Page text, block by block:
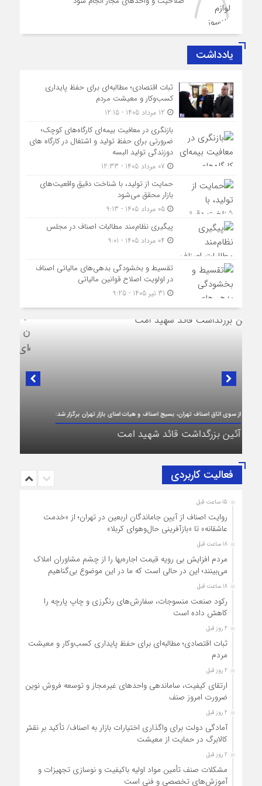
یادداشت
ثبات اقتصادی؛ مطالبه‌ای برای حفظ پایداری
کسب‌وکار و معیشت مردم
بازنگری در معافیت بیمه‌ای کارگاه‌های کوچک؛
ضرورتی برای حفظ تولید و اشتغال در کارگاه های
دوزندگی تولید البسه
حمایت از تولید، با شناخت دقیق واقعیت‌های
بازار محقق می‌شود
05 مرداد 1405 - 9:13
پیگیری نظام‌مند مطالبات اصناف در مجلس
تقسیط و بخشودگی بدهی‌های مالیاتی اصناف
در اولویت اصلاح قوانین مالیاتی
در لبیک به تصمیم سرنوشت‌ساز مجلس خبرگان رهبری؛
پیام تبریک و بیعت رئیس اتاق اصناف تهران از
طرف اصناف و بازاریان با مقام معظّم رهبری،
حضرت آیت‌الله سید مجتبی خامنه‌ای (حفظه‌الله)
فعالیت کاربردی
15 ساعت قبل
روایت اصناف از آیین جاماندگان اربعین در تهران؛ از «خدمت
عاشقانه» تا «بازآفرینی حال‌وهوای کربلا»
18 ساعت قبل
مردم افزایش بی رویه قیمت اجاره‌بها را از چشم مشاوران املاک
می‌بینند؛ این در حالی است که ما در این موضوع بی‌گناهیم
18 ساعت قبل
رکود صنعت منسوجات، سفارش‌های رنگرزی و چاپ پارچه را
کاهش داده است
2 روز قبل
ثبات اقتصادی؛ مطالبه‌ای برای حفظ پایداری کسب‌وکار و معیشت
مردم
2 روز قبل
ارتقای کیفیت، ساماندهی واحدهای غیرمجاز و توسعه فروش نوین،
ضرورت امروز صنف
2 روز قبل
آمادگی دولت برای واگذاری اختیارات بازار به اصناف/ تأکید بر نقش
کالابرگ در حمایت از معیشت
2 روز قبل
مشکلات صنف تأمین مواد اولیه باکیفیت و نوسازی تجهیزات و
آموزش‌های تخصصی و فنی است